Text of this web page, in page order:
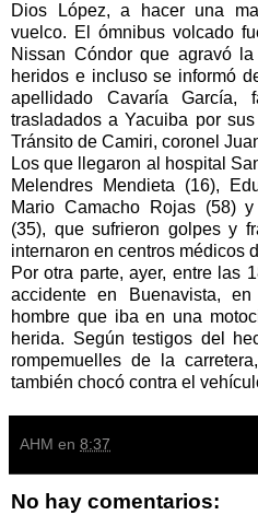
Dios López, a hacer una
vuelco. El ómnibus volcado
Nissan Cóndor que agravó
heridos e incluso se informó
apellidado Cavaría García,
trasladados a Yacuiba por
Tránsito de Camiri, coronel
Los que llegaron al hospital
Melendres Mendieta (16),
Mario Camacho Rojas (58)
(35), que sufrieron golpes y
internaron en centros médicos
Por otra parte, ayer, entre las
accidente en Buenavista,
hombre que iba en una
herida. Según testigos del
rompemuelles de la
también chocó contra el
AHM en 8:37
No hay comentarios: